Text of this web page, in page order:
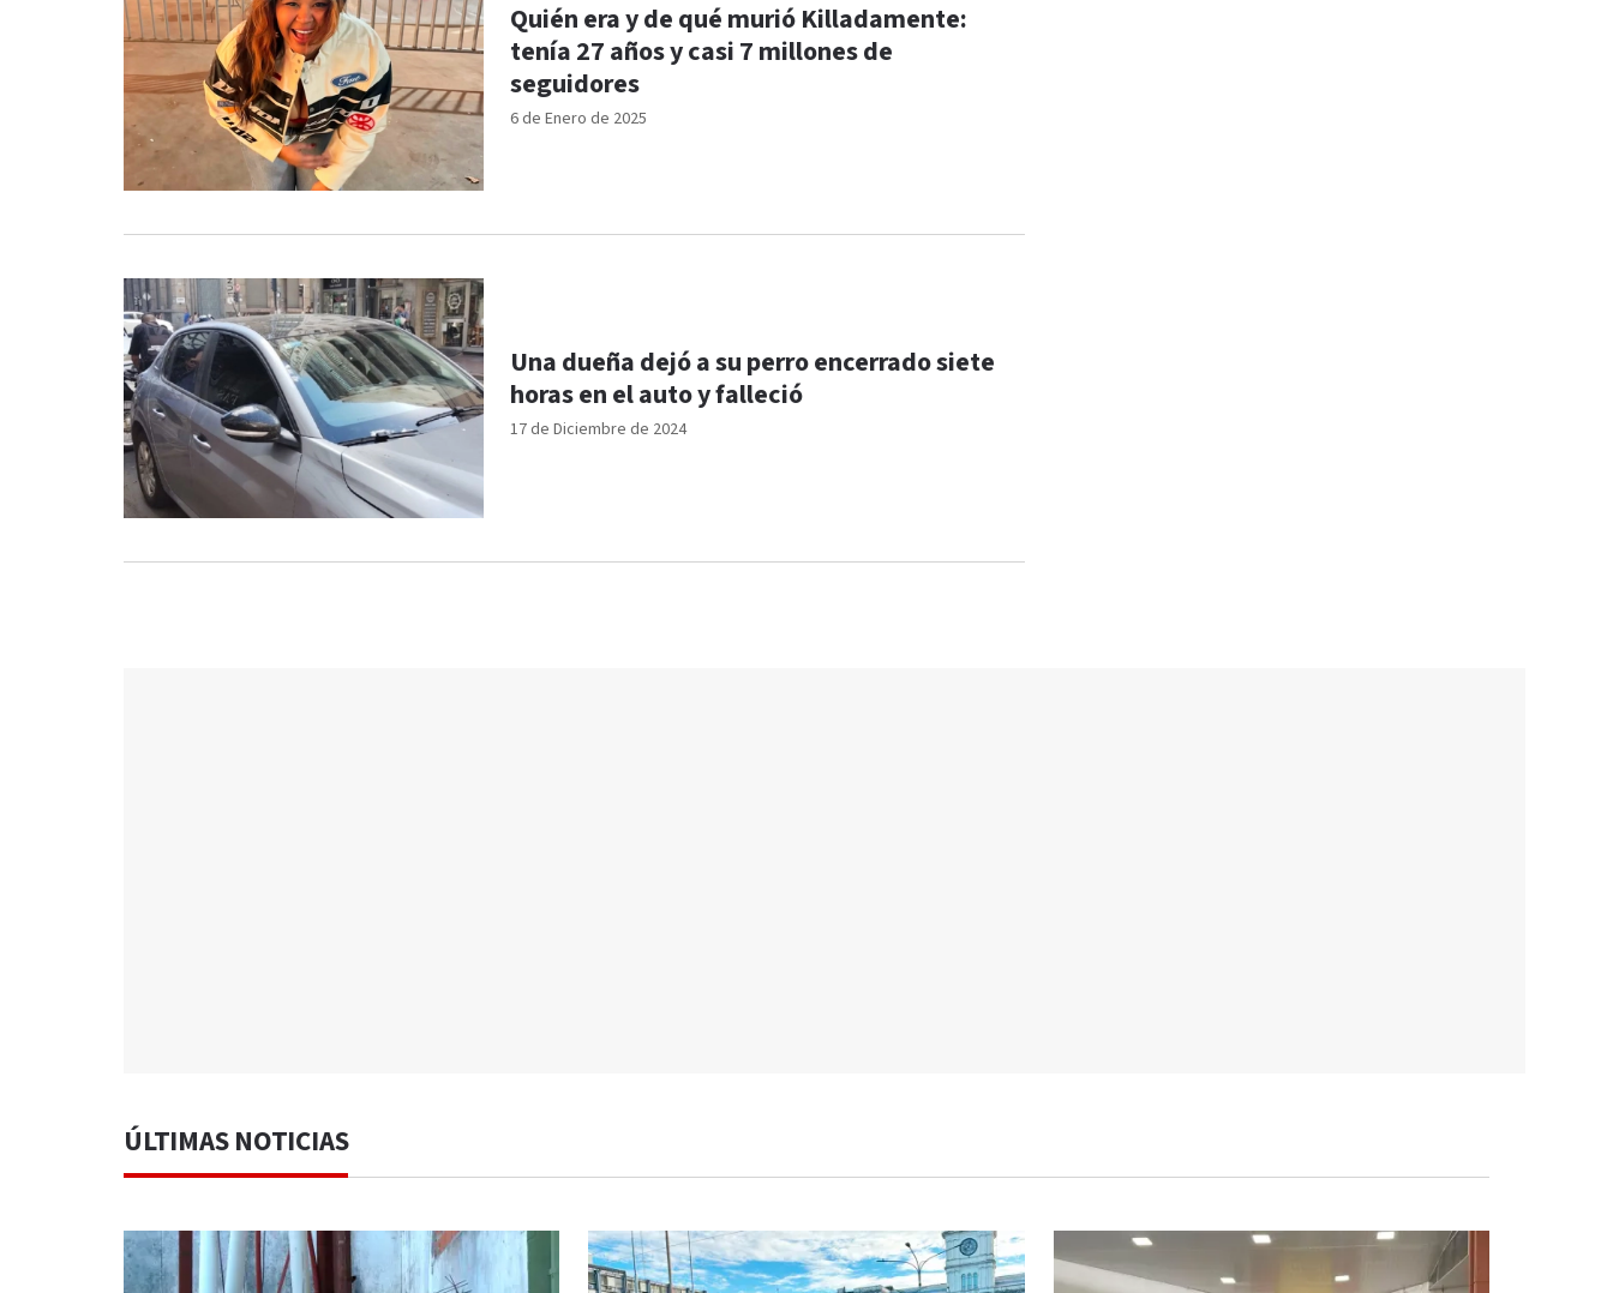
6 de Enero de 2025
Quién era y de qué murió Killadamente:
tenía 27 años y casi 7 millones de
seguidores
17 de Diciembre de 2024
Una dueña dejó a su perro encerrado siete
horas en el auto y falleció
ÚLTIMAS NOTICIAS